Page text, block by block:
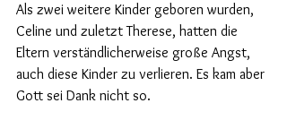
Als zwei weitere Kinder geboren wurden,
Celine und zuletzt Therese, hatten die
Eltern verständlicherweise große Angst,
auch diese Kinder zu verlieren. Es kam aber
Gott sei Dank nicht so.